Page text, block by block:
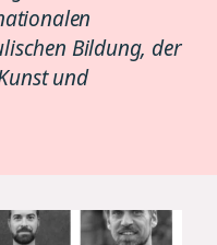
Bildung, der
und